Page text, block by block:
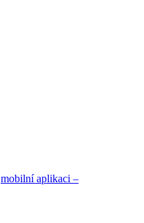
mobilní aplikaci –